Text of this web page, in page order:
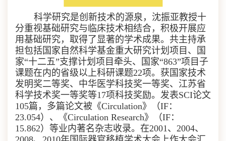
科学研究是创新技术的源泉，沈振亚教授十
分重视基础研究与临床技术相结合，积极开展应
用基础研究，取得了显著的学术成果。共主持承
担包括国家自然科学基金重大研究计划项目、国
家“十二五”支撑计划项目牵头、国家“863”项目子
课题在内的省级以上科研课题22项。获国家技术
发明奖二等奖、中华医学科技奖一等奖、江苏省
科学技术奖一等奖等17项科技奖励。发表SCI论文
105篇，多篇论文被《Circulation》（IF：
23.054）、《Circulation Research》（IF：
15.862）等业内著名杂志收录。在2001、 2004、